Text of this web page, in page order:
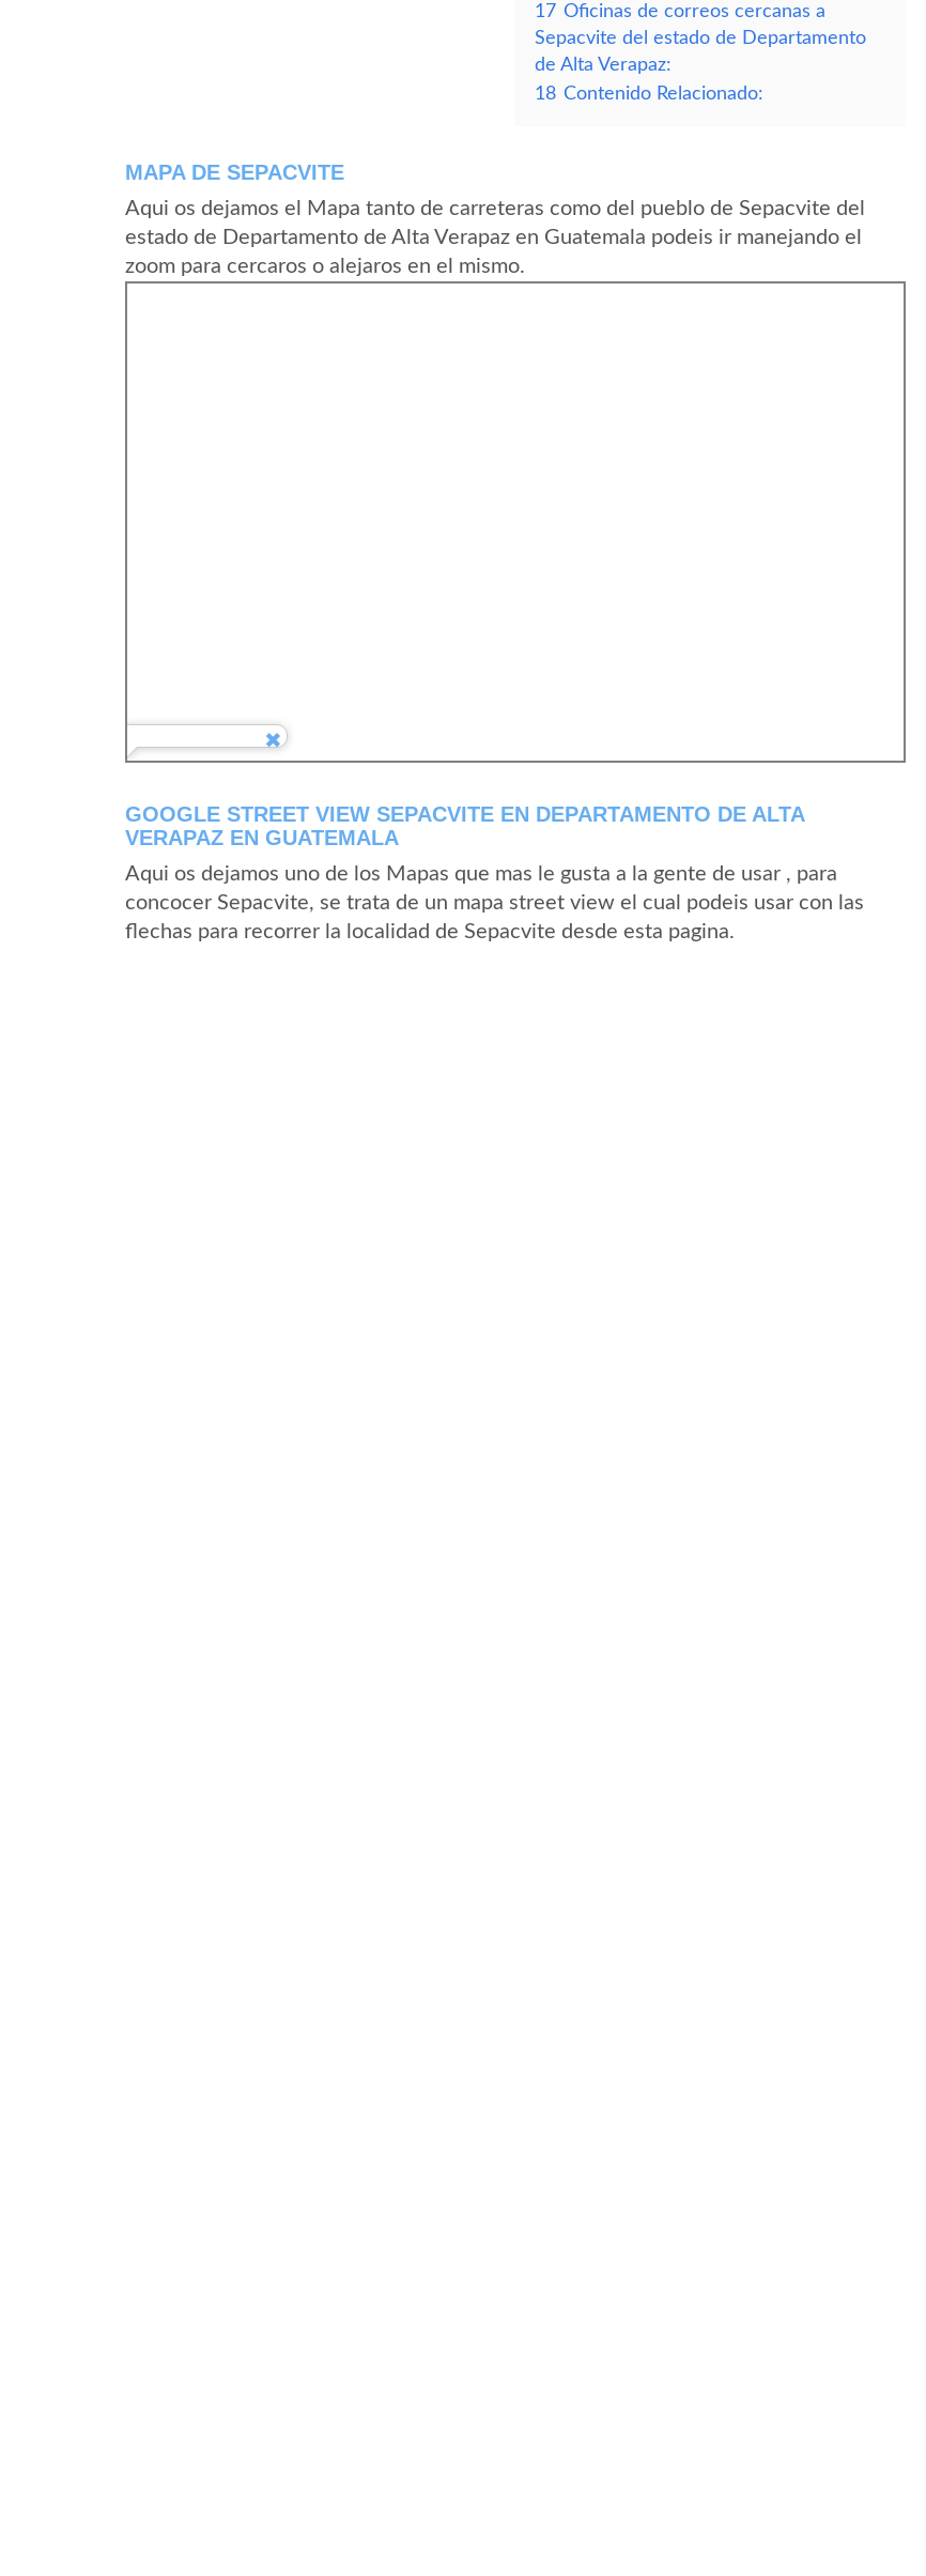
17 Oficinas de correos cercanas a
Sepacvite del estado de Departamento
de Alta Verapaz:
18 Contenido Relacionado:
MAPA DE SEPACVITE
Aqui os dejamos el Mapa tanto de carreteras como del pueblo de Sepacvite del
estado de Departamento de Alta Verapaz en Guatemala podeis ir manejando el
zoom para cercaros o alejaros en el mismo.
GOOGLE STREET VIEW SEPACVITE EN DEPARTAMENTO DE ALTA
VERAPAZ EN GUATEMALA
Aqui os dejamos uno de los Mapas que mas le gusta a la gente de usar , para
concocer Sepacvite, se trata de un mapa street view el cual podeis usar con las
flechas para recorrer la localidad de Sepacvite desde esta pagina.